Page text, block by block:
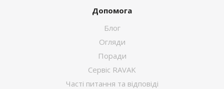
Допомога
Блог
Огляди
Поради
Сервіс RAVAK
Часті питання та відповіді